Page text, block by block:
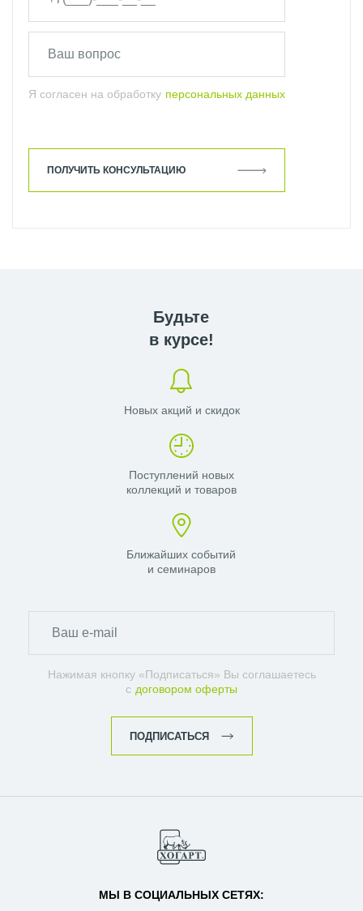
Я согласен на обработку персональных данных
ПОЛУЧИТЬ КОНСУЛЬТАЦИЮ
Будьте
в курсе!
Новых акций и скидок
Поступлений новых
коллекций и товаров
Ближайших событий
и семинаров
Нажимая кнопку «Подписаться» Вы соглашаетесь
с договором оферты
ПОДПИСАТЬСЯ
МЫ В СОЦИАЛЬНЫХ СЕТЯХ: